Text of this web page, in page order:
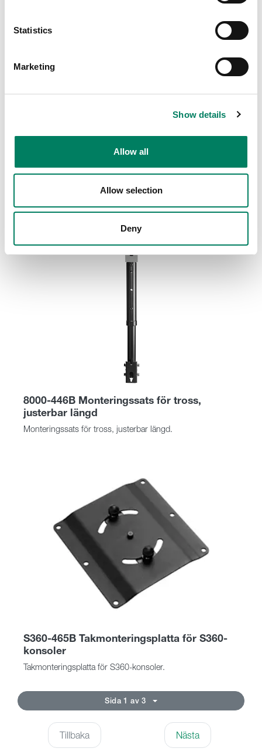
Statistics
Marketing
Show details
Allow all
Allow selection
Deny
8000-444B/W Långt, justerbart takfäste
Långt, justerbart takfäste för 8000-, 4000- och G-Serien.
8000-446B Monteringssats för tross,
justerbar längd
Monteringssats för tross, justerbar längd.
S360-465B Takmonteringsplatta för S360-
konsoler
Takmonteringsplatta för S360-konsoler.
Sida 1 av 3
Tillbaka Nästa